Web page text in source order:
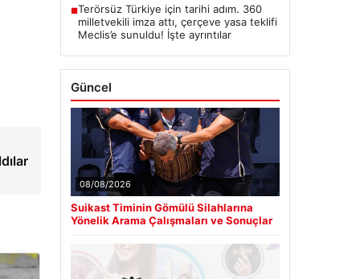
■Terörsüz Türkiye için tarihi adım. 360
milletvekili imza attı, çerçeve yasa teklifi
Meclis’e sunuldu! İşte ayrıntılar
Güncel
08/08/2026
Suikast Timinin Gömülü Silahlarına
Yönelik Arama Çalışmaları ve Sonuçlar